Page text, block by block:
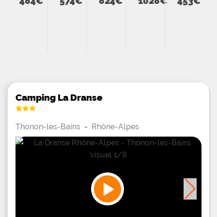
Camping La Dranse
Thonon-les-Bains - Rhône-Alpes